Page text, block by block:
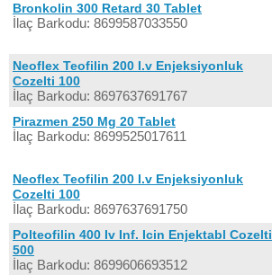
Bronkolin 300 Retard 30 Tablet
İlaç Barkodu: 8699587033550
Neoflex Teofilin 200 I.v Enjeksiyonluk
Cozelti 100
İlaç Barkodu: 8697637691767
Pirazmen 250 Mg 20 Tablet
İlaç Barkodu: 8699525017611
Neoflex Teofilin 200 I.v Enjeksiyonluk
Cozelti 100
İlaç Barkodu: 8697637691750
Polteofilin 400 Iv Inf. Icin Enjektabl Cozelti
500
İlaç Barkodu: 8699606693512